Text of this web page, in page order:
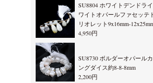
SU8804 ホワイトデンドラ
ワイトオパールファセッテ
リオレット9x16mm-
4,950円
SU8730 ボルダーオパール
ングダイス約8-8-8mm
2,200円